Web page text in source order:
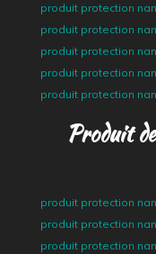
produit protection
produit protection
produit protection
produit protection
produit protection
Produit
produit protection
produit protection
produit protection